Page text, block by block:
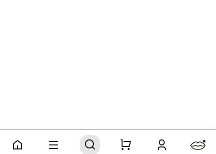
딴지마켓 이용약관개인정보처리방침 입점·광고문의